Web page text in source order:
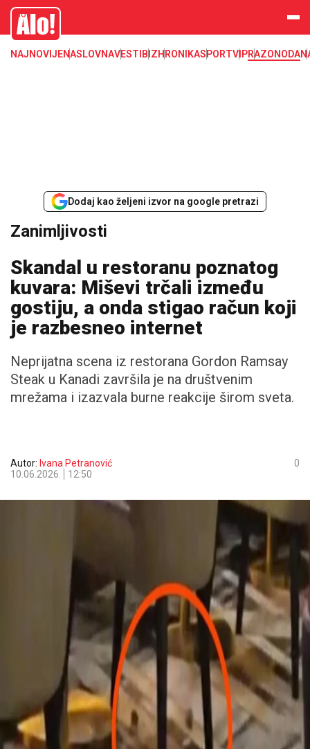
Zanimljivosti
Alo
NAJNOVIJENASLOVNAVESTI BIZHRONIKASPORTVIPRAZONODA
Dodaj kao željeni izvor na google pretrazi
Zanimljivosti
Skandal u restoranu poznatog
kuvara: Miševi trčali između
gostiju, a onda stigao račun koji
je razbesneo internet
Neprijatna scena iz restorana Gordon Ramsay
Steak u Kanadi završila je na društvenim
mrežama i izazvala burne reakcije širom sveta.
Autor: Ivana Petranović
10.06.2026.
12:50
0